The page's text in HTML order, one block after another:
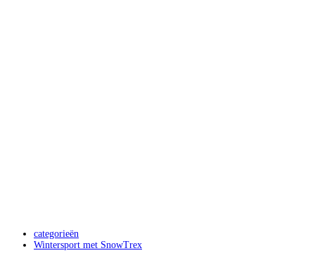
categorieën
Wintersport met SnowTrex